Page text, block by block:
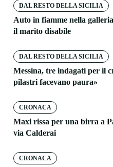
DAL RESTO DELLA SICILIA
Auto in fiamme nella
il marito disabile
DAL RESTO DELLA SICILIA
Messina, tre indagati per il
pilastri facevano paura»
CRONACA
Maxi rissa per una birra a
via Calderai
CRONACA